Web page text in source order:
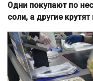
Одни покупают по
соли, а другие